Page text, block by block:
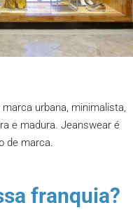
urbana, minimalista,
e madura. Jeanswear é
de marca.
franquia?